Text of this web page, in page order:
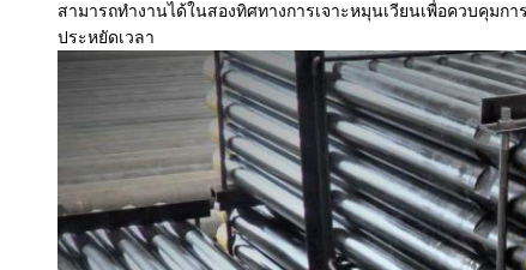
สามารถทำงานได้ในสองทิศทางการเจาะหมุนเวียนเพื่อควบคุม
ประหยัดเวลา